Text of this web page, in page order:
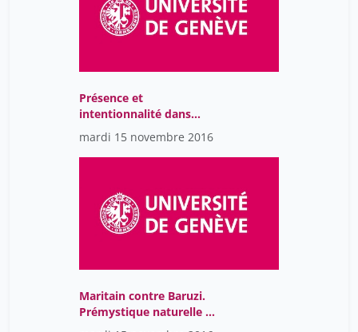
Présence et
intentionnalité dans
l’expérience mystique :
Gardeil, Maritain,
Dubarle.
mardi 15 novembre 2016
Maritain contre Baruzi.
Prémystique naturelle et
mystique surnaturelle.